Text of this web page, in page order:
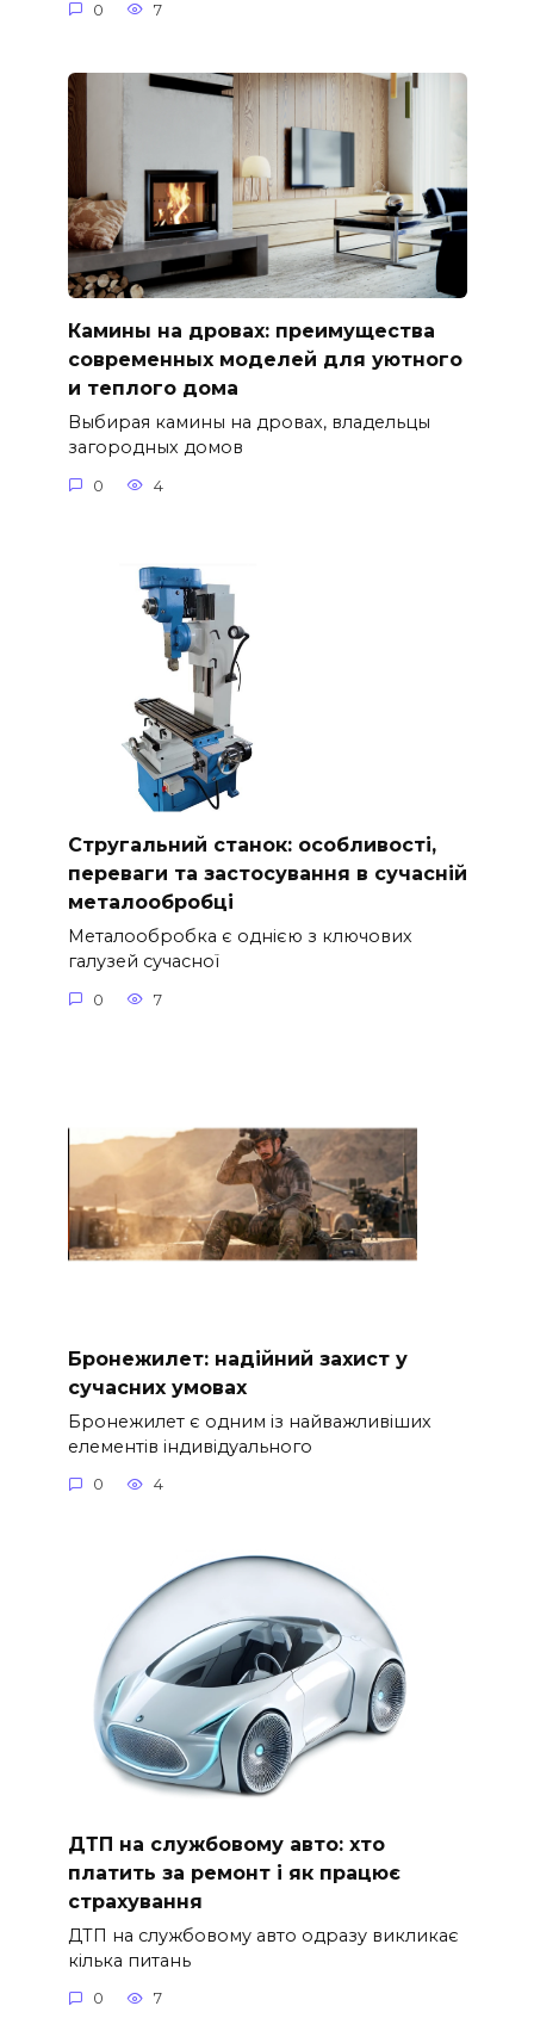
0 7
Камины на дровах: преимущества
современных моделей для уютного
и теплого дома
Выбирая камины на дровах, владельцы
загородных домов
0 4
Стругальний станок: особливості,
переваги та застосування в сучасній
металообробці
Металообробка є однією з ключових
галузей сучасної
0 7
Бронежилет: надійний захист у
сучасних умовах
Бронежилет є одним із найважливіших
елементів індивідуального
0 4
ДТП на службовому авто: хто
платить за ремонт і як працює
страхування
ДТП на службовому авто одразу викликає
кілька питань
0 7